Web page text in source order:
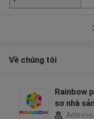
Về chúng tôi
Rainbow
sơ nhà